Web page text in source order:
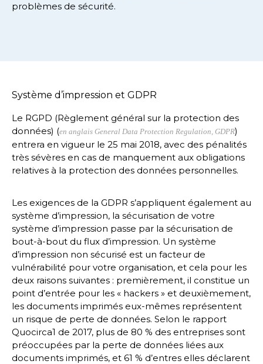
problèmes de sécurité.
Système d’impression et GDPR
Le RGPD (Règlement général sur la protection des
données) (en anglais General Data Protection Regulation, GDPR)
entrera en vigueur le 25 mai 2018, avec des pénalités
très sévères en cas de manquement aux obligations
relatives à la protection des données personnelles.
Les exigences de la GDPR s’appliquent également au
système d’impression, la sécurisation de votre
système d’impression passe par la sécurisation de
bout-à-bout du flux d’impression. Un système
d’impression non sécurisé est un facteur de
vulnérabilité pour votre organisation, et cela pour les
deux raisons suivantes : premièrement, il constitue un
point d’entrée pour les « hackers » et deuxièmement,
les documents imprimés eux-mêmes représentent
un risque de perte de données. Selon le rapport
Quocirca1 de 2017, plus de 80 % des entreprises sont
préoccupées par la perte de données liées aux
documents imprimés, et 61 % d’entres elles déclarent